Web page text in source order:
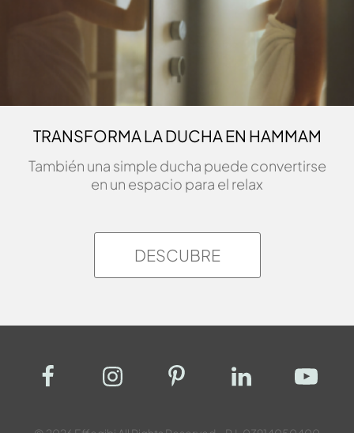
TRANSFORMA LA DUCHA EN HAMMAM
También una simple ducha puede convertirse
en un espacio para el relax
DESCUBRE